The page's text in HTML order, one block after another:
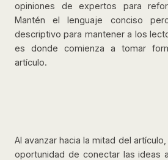
opiniones de expertos para
Mantén el lenguaje conciso
descriptivo para mantener a los
es donde comienza a tomar
artículo.
Al avanzar hacia la mitad del
oportunidad de conectar las ideas